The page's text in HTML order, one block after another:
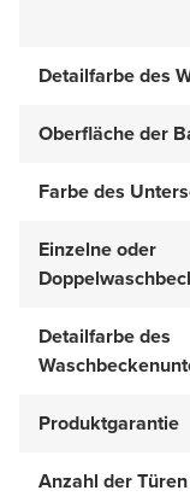
Detailfarbe des
Oberfläche der
Farbe des
Einzelne oder
Detailfarbe des
Produktgarantie
Anzahl der Türen